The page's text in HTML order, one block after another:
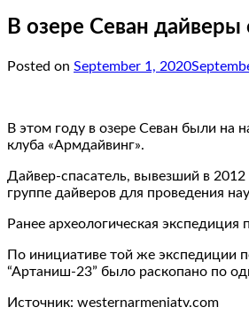
В озере Севан
Posted on September 1, 2020
В этом году в озере Севан были на
клуба «Армдайвинг».
Дайвер-спасатель, вывезший в 2012
группе дайверов для проведения
Ранее археологическая
По инициативе той же экспедиции
“Артаниш-23” было раскопано по
Источник: westernarmeniatv.com